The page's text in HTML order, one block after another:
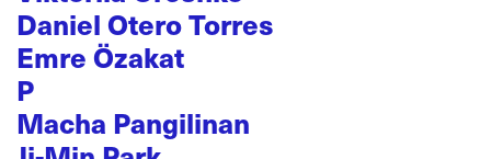
Daniel Otero Torres
Emre Özakat
P
Macha Pangilinan